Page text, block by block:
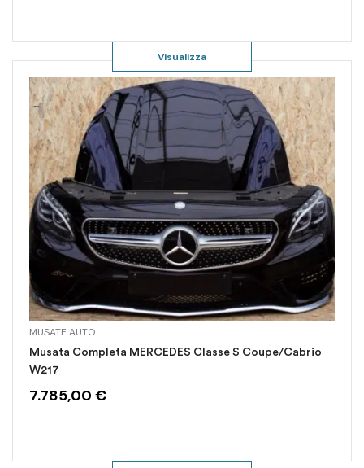
Visualizza
MUSATE AUTO
Musata Completa MERCEDES Classe S Coupe/Cabrio
W217
7.785,00 €